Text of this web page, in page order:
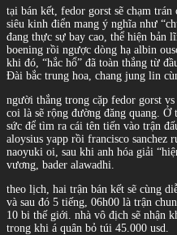
tại bán kết, fedor gorst sẽ chạm
siêu kinh điển mang ý nghĩa như
đang thực sự bay cao, thể hiện bản
boening rồi ngược dòng hạ albin
khi đó, “hắc hổ” đã toàn thắng từ
Đài bắc trung hoa, chang jung lin
người thắng trong cặp fedor gorst
coi là sẽ rộng đường đăng quang. Ở
sức để tìm ra cái tên tiến vào trận
aloysius yapp rồi francisco sanchez
naoyuki oi, sau khi anh hóa giải
vương, bader alawadhi.
theo lịch, hai trận bán kết sẽ cùng
và sau đó 5 tiếng, 06h00 là trận
10 bi thế giới. nhà vô địch sẽ nhận
trong khi á quân bỏ túi 45.000 usd.